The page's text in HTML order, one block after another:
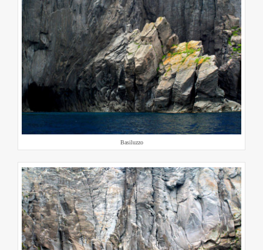
Basiluzzo